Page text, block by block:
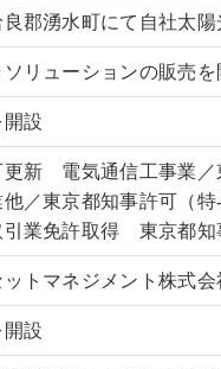
良郡湧水町にて自社太
リューションの販売を
設
新 電気通信工事業／
／東京都知事許可（特
引業免許取得 東京都知
ットマネジメント株式会
設